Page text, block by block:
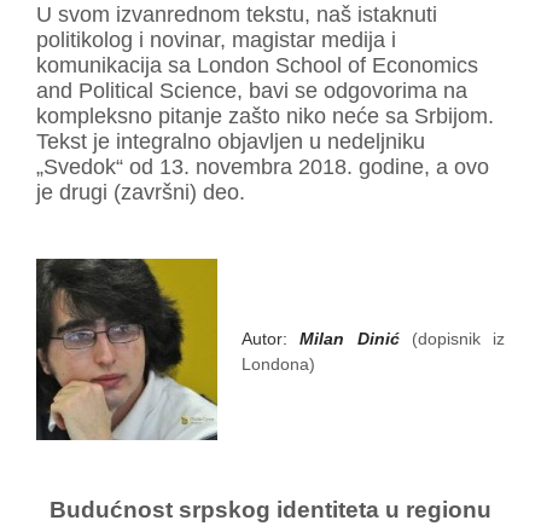
U svom izvanrednom tekstu, naš istaknuti
politikolog i novinar, magistar medija i
komunikacija sa London School of Economics
and Political Science, bavi se odgovorima na
kompleksno pitanje zašto niko neće sa Srbijom.
Tekst je integralno objavljen u nedeljniku
„Svedok“ od 13. novembra 2018. godine, a ovo
je drugi (završni) deo.
Autor:Milan Dinić(dopisnik iz
Londona)
Budućnost srpskog identiteta u regionu